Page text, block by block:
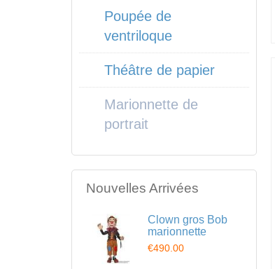
Poupée de
ventriloque
Théâtre de papier
Marionnette de
portrait
Nouvelles Arrivées
Clown gros Bob
marionnette
€490.00